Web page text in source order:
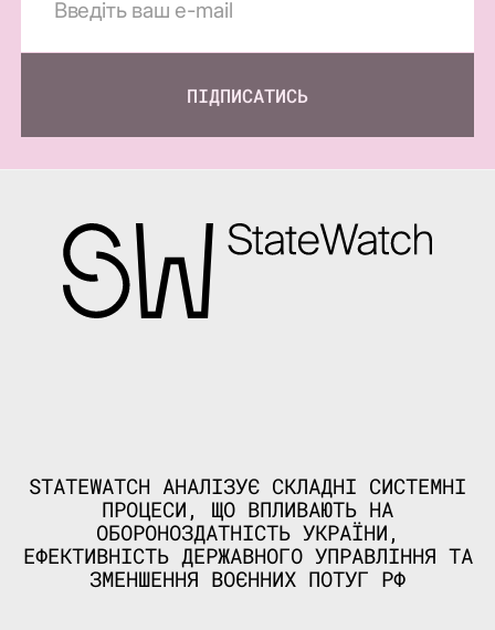
ПІДПИСАТИСЬ
STATEWATCH АНАЛІЗУЄ СКЛАДНІ СИСТЕМНІ
ПРОЦЕСИ, ЩО ВПЛИВАЮТЬ НА
ОБОРОНОЗДАТНІСТЬ УКРАЇНИ,
ЕФЕКТИВНІСТЬ ДЕРЖАВНОГО УПРАВЛІННЯ ТА
ЗМЕНШЕННЯ ВОЄННИХ ПОТУГ РФ